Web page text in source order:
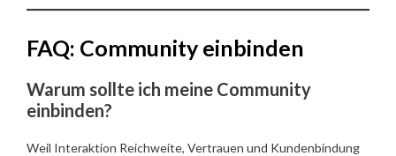
FAQ: Community einbinden
Warum sollte ich meine Community
einbinden?
Weil Interaktion Reichweite, Vertrauen und Kundenbindung